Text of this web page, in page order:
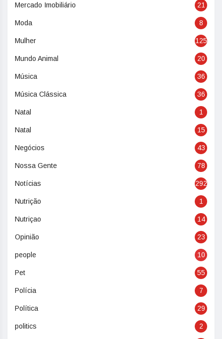
Mercado Imobiliário 21
Moda 8
Mulher 125
Mundo Animal 20
Música 36
Música Clássica 36
Natal 1
Natal 15
Negócios 43
Nossa Gente 78
Notícias 292
Nutrição 1
Nutriçao 14
Opinião 23
people 10
Pet 55
Polícia 7
Política 29
politics 2